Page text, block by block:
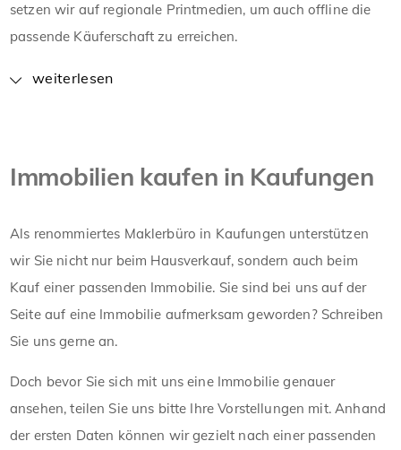
setzen wir auf regionale Printmedien, um auch offline die
passende Käuferschaft zu erreichen.
Immobilien kaufen in Kaufungen
Als renommiertes Maklerbüro in Kaufungen unterstützen
wir Sie nicht nur beim Hausverkauf, sondern auch beim
Kauf einer passenden Immobilie. Sie sind bei uns auf der
Seite auf eine Immobilie aufmerksam geworden? Schreiben
Sie uns gerne an.
Doch bevor Sie sich mit uns eine Immobilie genauer
ansehen, teilen Sie uns bitte Ihre Vorstellungen mit. Anhand
der ersten Daten können wir gezielt nach einer passenden